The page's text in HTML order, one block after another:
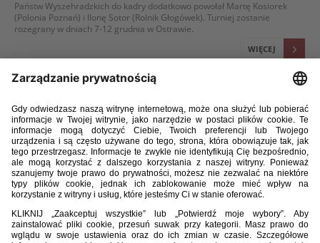
Państw Wyszehradzkich do kadry dodatkowo powołał Martę Kosiorek
(Polonia Poznań) i Ilonę Sotor (Rolnik Głogówek). Turniej zostanie
rozegrany w dniach 7-12 grudnia w Ostrawie.
WIĘCEJ
REPREZENTACJA POLSKI KOBIET: DODATKOWE POWOŁANIE
NA TURNIEJ PAŃSTW WYSZEHRADZKICH
Trener reprezentacji Polski kobiet w futsalu Wojciech Weiss na Turniej